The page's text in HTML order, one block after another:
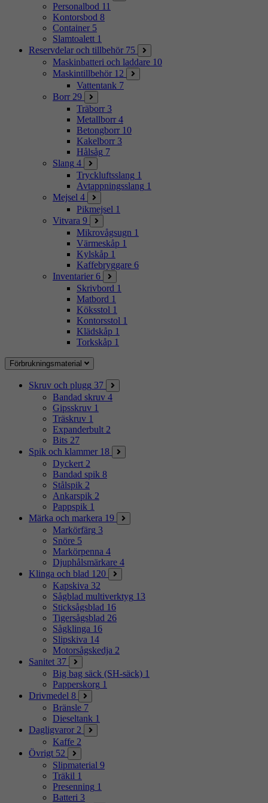
Personalbod 11
Kontorsbod 8
Container 5
Slamtoalett 1
Reservdelar och tillbehör 75
Maskinbatteri och laddare 10
Maskintillbehör 12
Vattentank 7
Borr 29
Träborr 3
Metallborr 4
Betongborr 10
Kakelborr 3
Hålsåg 7
Slang 4
Tryckluftsslang 1
Avtappningsslang 1
Mejsel 4
Pikmejsel 1
Vitvara 9
Mikrovågsugn 1
Värmeskåp 1
Kylskåp 1
Kaffebryggare 6
Inventarier 6
Skrivbord 1
Matbord 1
Köksstol 1
Kontorsstol 1
Klädskåp 1
Torkskåp 1
Förbrukningsmaterial
Skruv och plugg 37
Bandad skruv 4
Gipsskruv 1
Träskruv 1
Expanderbult 2
Bits 27
Spik och klammer 18
Dyckert 2
Bandad spik 8
Stålspik 2
Ankarspik 2
Pappspik 1
Märka och markera 19
Markörfärg 3
Snöre 5
Markörpenna 4
Djuphålsmärkare 4
Klinga och blad 120
Kapskiva 32
Sågblad multiverktyg 13
Sticksågsblad 16
Tigersågsblad 26
Sågklinga 16
Slipskiva 14
Motorsågskedja 2
Sanitet 37
Big bag säck (SH-säck) 1
Papperskorg 1
Drivmedel 8
Bränsle 7
Dieseltank 1
Dagligvaror 2
Kaffe 2
Övrigt 52
Slipmaterial 9
Träkil 1
Presenning 1
Batteri 3